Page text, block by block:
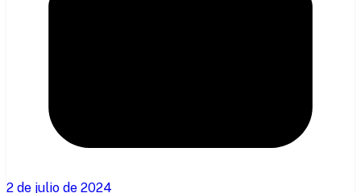
2 de julio de 2024